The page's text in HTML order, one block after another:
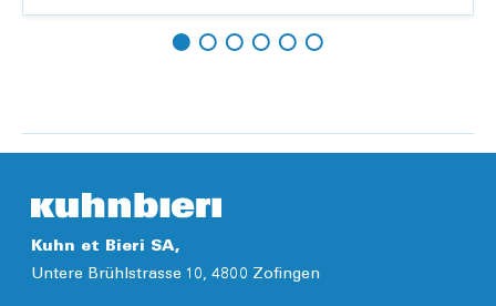
Ajouter
Kuhn et Bieri SA,
Untere Brühlstrasse 10, 4800 Zofingen